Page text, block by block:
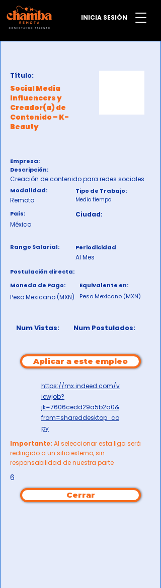
INICIA SESIÓN
Título:
Social Media
Influencers y
Creador(a) de
Contenido – K-
Beauty
Empresa:
Descripción:
Creación de contenido para redes sociales
Modalidad:
Remoto
Tipo de Trabajo:
Medio tiempo
País:
Ciudad:
México
Rango Salarial: Periodicidad
Al Mes
Postulación directa:
Moneda de Pago:
Equivalente en:
Peso Mexicano (MXN) Peso Mexicano (MXN)
Num Vistas: Num Postulados:
Aplicar a este empleo
https://mx.indeed.com/v
iewjob?
jk=7606cedd29a5b2a0&
from=shareddesktop_co
py
Importante: Al seleccionar esta liga será
redirigido a un sitio externo, sin
responsabilidad de nuestra parte
6
Cerrar